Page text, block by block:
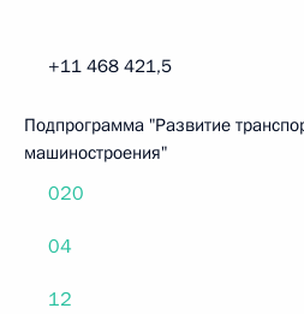
+11 468 421,5
Подпрограмма "Развитие
машиностроения"
020
04
12